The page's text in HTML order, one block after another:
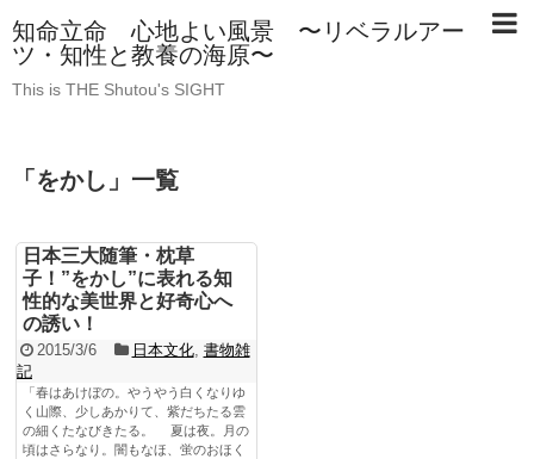
知命立命 心地よい風景 〜リベラルアー
ツ・知性と教養の海原〜
This is THE Shutou's SIGHT
「 をかし 」 一覧
日本三大随筆・枕草
子！”をかし”に表れる知
性的な美世界と好奇心へ
の誘い！
2015/3/6 日本文化, 書物雑
記
「春はあけぼの。やうやう白くなりゆ
く山際、少しあかりて、紫だちたる雲
の細くたなびきたる。 夏は夜。月の
頃はさらなり。闇もなほ、蛍のおほく